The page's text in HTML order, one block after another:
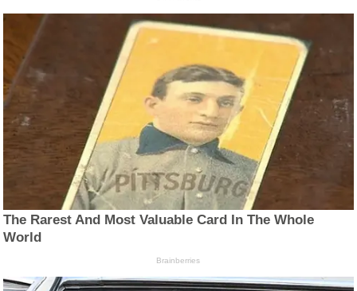
The Rarest And Most Valuable Card In The Whole
World
Brainberries